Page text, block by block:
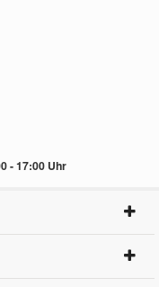
- 17:00 Uhr